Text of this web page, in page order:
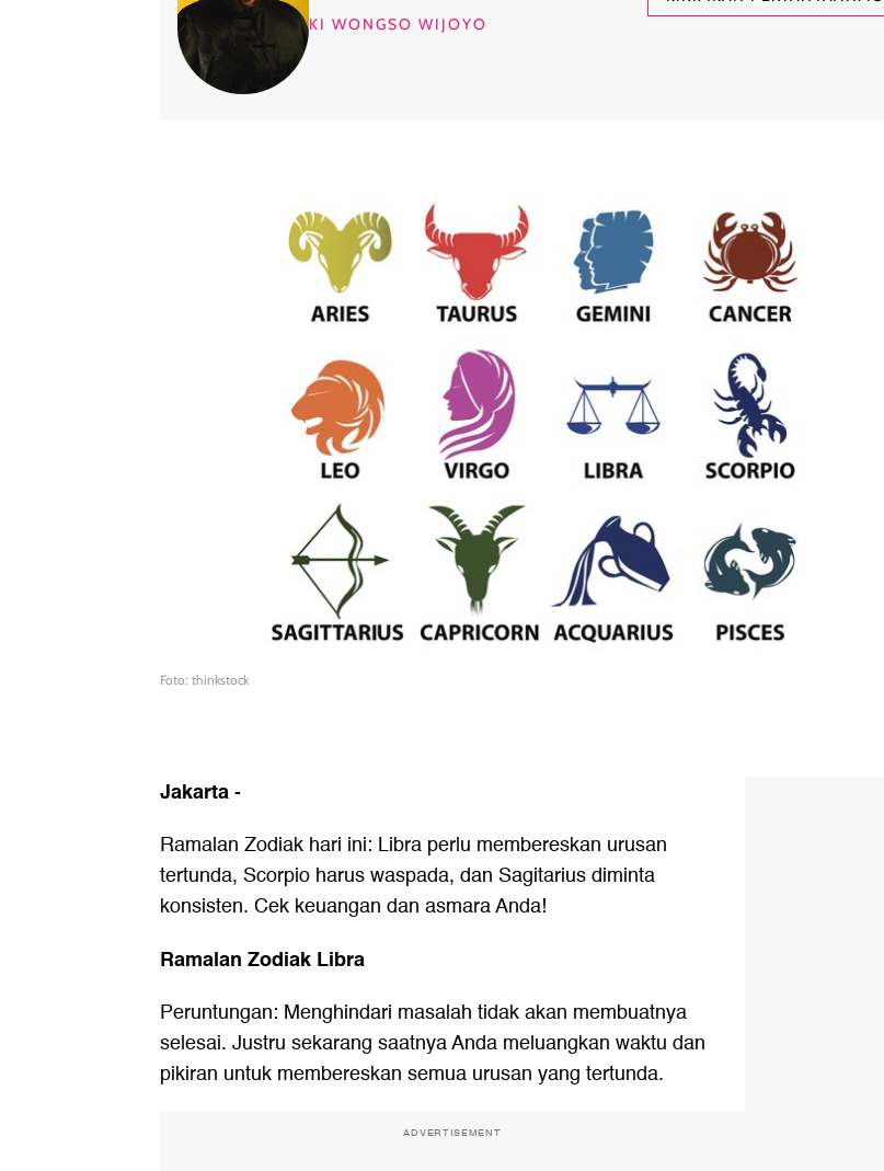
KI WONGSO WIJOYO
Foto: thinkstock
Jakarta-
Ramalan Zodiak hari ini: Libra perlu membereskan urusan
tertunda, Scorpio harus waspada, dan Sagitarius diminta
konsisten. Cek keuangan dan asmara Anda!
Ramalan Zodiak Libra
Peruntungan: Menghindari masalah tidak akan membuatnya
selesai. Justru sekarang saatnya Anda meluangkan waktu dan
pikiran untuk membereskan semua urusan yang tertunda.
ADVERTISEMENT